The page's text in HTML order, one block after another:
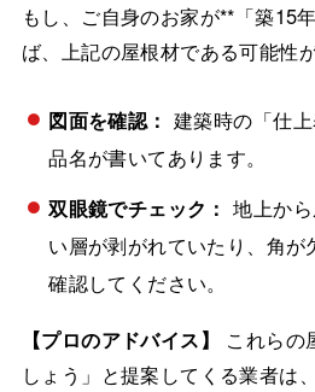
もし、ご自身のお家が**「築15
ば、上記の屋根材である可能性
図面を確認： 建築時の「仕
品名が書いてあります。
双眼鏡でチェック： 地上か
い層が剥がれていたり、角
確認してください。
【プロのアドバイス】
これらの
しょう」と提案してくる業者は